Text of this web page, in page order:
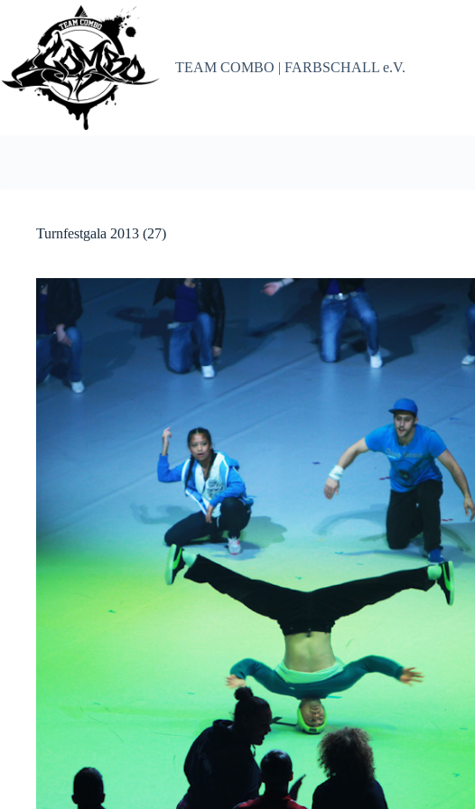
springen
TEAM COMBO | FARBSCHALL e.V.
Turnfestgala 2013 (27)